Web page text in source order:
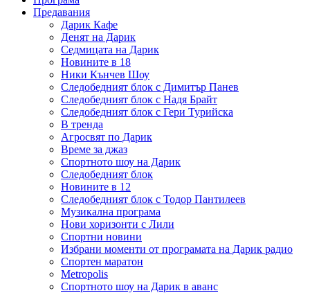
Предавания
Дарик Кафе
Денят на Дарик
Седмицата на Дарик
Новините в 18
Ники Кънчев Шоу
Следобедният блок с Димитър Панев
Следобедният блок с Надя Брайт
Следобедният блок с Гери Турийска
В тренда
Агросвят по Дарик
Време за джаз
Спортното шоу на Дарик
Следобедният блок
Новините в 12
Следобедният блок с Тодор Пантилеев
Музикална програма
Нови хоризонти с Лили
Спортни новини
Избрани моменти от програмата на Дарик радио
Спортен маратон
Metropolis
Спортното шоу на Дарик в аванс